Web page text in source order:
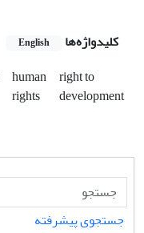
کلیدواژه‌ها English
human
rights
right to
development
جستجوی پیشرفته